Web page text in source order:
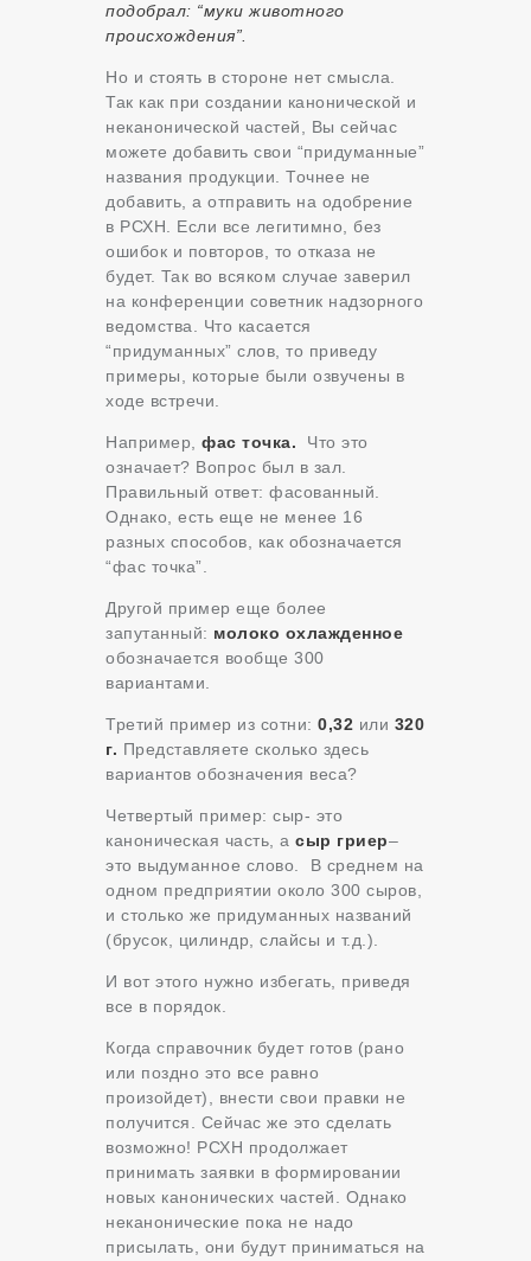
подобрал: “муки животного
происхождения”.
Но и стоять в стороне нет смысла.
Так как при создании канонической и
неканонической частей, Вы сейчас
можете добавить свои “придуманные”
названия продукции. Точнее не
добавить, а отправить на одобрение
в РСХН. Если все легитимно, без
ошибок и повторов, то отказа не
будет. Так во всяком случае заверил
на конференции советник надзорного
ведомства. Что касается
“придуманных” слов, то приведу
примеры, которые были озвучены в
ходе встречи.
Например, фас точка. Что это
означает? Вопрос был в зал.
Правильный ответ: фасованный.
Однако, есть еще не менее 16
разных способов, как обозначается
“фас точка”.
Другой пример еще более
запутанный: молоко охлажденное
обозначается вообще 300
вариантами.
Третий пример из сотни: 0,32 или 320
г. Представляете сколько здесь
вариантов обозначения веса?
Четвертый пример: сыр- это
каноническая часть, а сыр гриер–
это выдуманное слово. В среднем на
одном предприятии около 300 сыров,
и столько же придуманных названий
(брусок, цилиндр, слайсы и т.д.).
И вот этого нужно избегать, приведя
все в порядок.
Когда справочник будет готов (рано
или поздно это все равно
произойдет), внести свои правки не
получится. Сейчас же это сделать
возможно! РСХН продолжает
принимать заявки в формировании
новых канонических частей. Однако
неканонические пока не надо
присылать, они будут приниматься на